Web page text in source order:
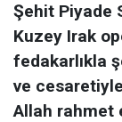
Şehit Piyade
Kuzey Irak
fedakarlıkla
ve
Allah rahmet